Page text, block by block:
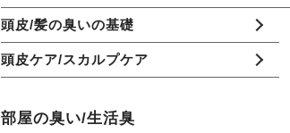
頭皮/髪の臭いの基礎
頭皮ケア/スカルプケア
部屋の臭い/生活臭